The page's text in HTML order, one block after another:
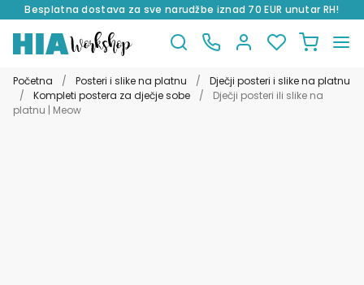
Besplatna dostava za sve narudžbe iznad 70 EUR unutar RH!
na
navigaciju
do
sadržaja
Početna / Posteri i slike na platnu /
Dječji posteri i slike na platnu
/
Kompleti postera za dječje sobe /
Dječji posteri ili slike na
platnu | Meow